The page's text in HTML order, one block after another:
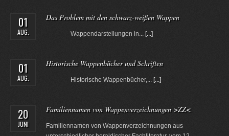
01
AUG.
Das Problem mit den schwarz-weißen Wappen
Wappendarstellungen in... [...]
01
AUG.
Historische Wappenbücher und Schriften
Historische Wappenbücher,... [...]
20
JUNI
Familiennamen von Wappenverzeichnungen >ZZ<
Familiennamen von Wappenverzeichnungen aus